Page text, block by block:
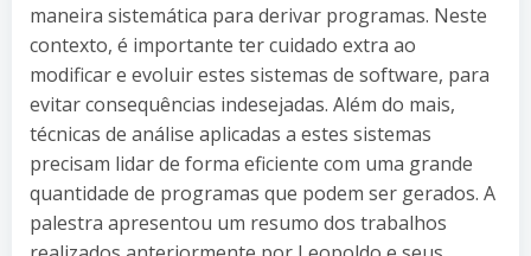
maneira sistemática para derivar programas. Neste
contexto, é importante ter cuidado extra ao
modificar e evoluir estes sistemas de software, para
evitar consequências indesejadas. Além do mais,
técnicas de análise aplicadas a estes sistemas
precisam lidar de forma eficiente com uma grande
quantidade de programas que podem ser gerados. A
palestra apresentou um resumo dos trabalhos